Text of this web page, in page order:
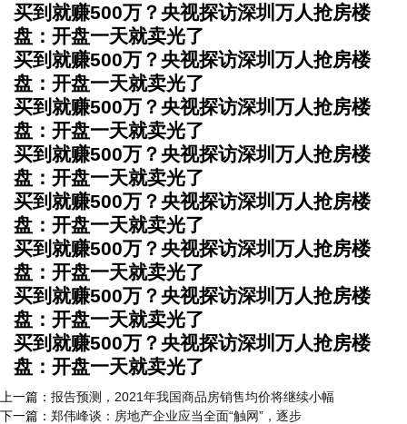
买到就赚500万？央视探访深圳万人抢房楼
盘：开盘一天就卖光了
买到就赚500万？央视探访深圳万人抢房楼
盘：开盘一天就卖光了
买到就赚500万？央视探访深圳万人抢房楼
盘：开盘一天就卖光了
买到就赚500万？央视探访深圳万人抢房楼
盘：开盘一天就卖光了
买到就赚500万？央视探访深圳万人抢房楼
盘：开盘一天就卖光了
买到就赚500万？央视探访深圳万人抢房楼
盘：开盘一天就卖光了
买到就赚500万？央视探访深圳万人抢房楼
盘：开盘一天就卖光了
买到就赚500万？央视探访深圳万人抢房楼
盘：开盘一天就卖光了
上一篇： 报告预测，2021年我国商品房销售均价将继续小幅
下一篇： 郑伟峰谈：房地产企业应当全面“触网”，逐步